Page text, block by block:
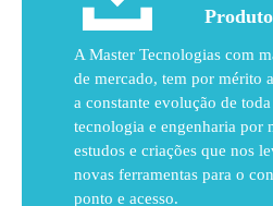
A Master Tecnologias com
de mercado, tem por mérito
a constante evolução de toda
tecnologia e engenharia por
estudos e criações que nos
novas ferramentas para o
ponto e acesso.